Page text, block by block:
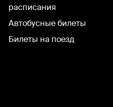
расписания
Автобусные билеты
Билеты на поезд